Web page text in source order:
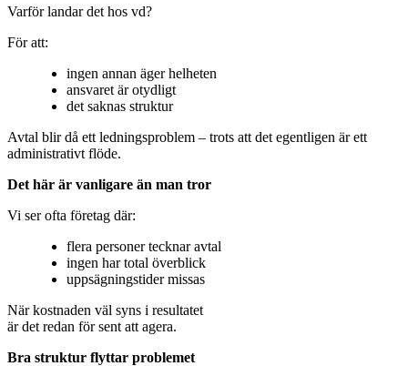
Varför landar det hos vd?
För att:
ingen annan äger helheten
ansvaret är otydligt
det saknas struktur
Avtal blir då ett ledningsproblem – trots att det egentligen är ett
administrativt flöde.
Det här är vanligare än man tror
Vi ser ofta företag där:
flera personer tecknar avtal
ingen har total överblick
uppsägningstider missas
När kostnaden väl syns i resultatet
är det redan för sent att agera.
Bra struktur flyttar problemet